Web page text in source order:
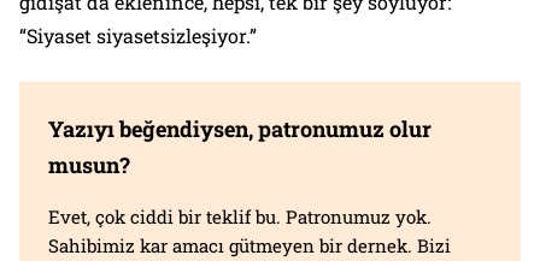
“Siyaset siyasetsizleşiyor.”
Yazıyı beğendiysen, patronumuz olur
musun?
Evet, çok ciddi bir teklif bu. Patronumuz yok.
Sahibimiz kar amacı gütmeyen bir dernek. Bizi